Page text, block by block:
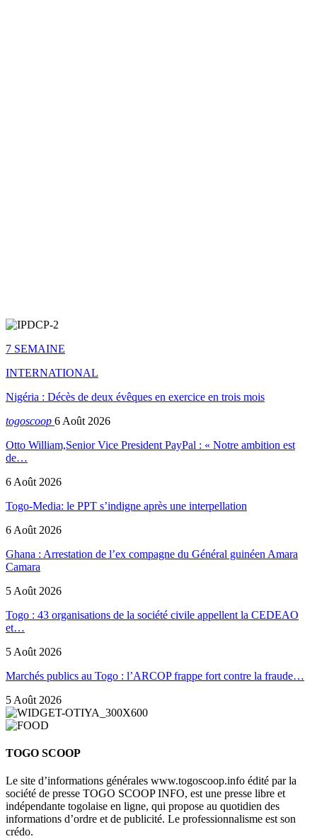
7 SEMAINE
INTERNATIONAL
Nigéria : Décès de deux évêques en exercice en trois mois
togoscoop 6 Août 2026
Otto William,Senior Vice President PayPal : « Notre ambition est
de…
6 Août 2026
Togo-Media: le PPT s’indigne après une interpellation
6 Août 2026
Ghana : Arrestation de l’ex compagne du Général guinéen Amara
Camara
5 Août 2026
Togo : 43 organisations de la société civile appellent la CEDEAO
et…
5 Août 2026
Marchés publics au Togo : l’ARCOP frappe fort contre la fraude…
5 Août 2026
TOGO SCOOP
Le site d’informations générales www.togoscoop.info édité par la
société de presse TOGO SCOOP INFO, est une presse libre et
indépendante togolaise en ligne, qui propose au quotidien des
informations d’ordre et de publicité. Le professionnalisme est son
crédo.